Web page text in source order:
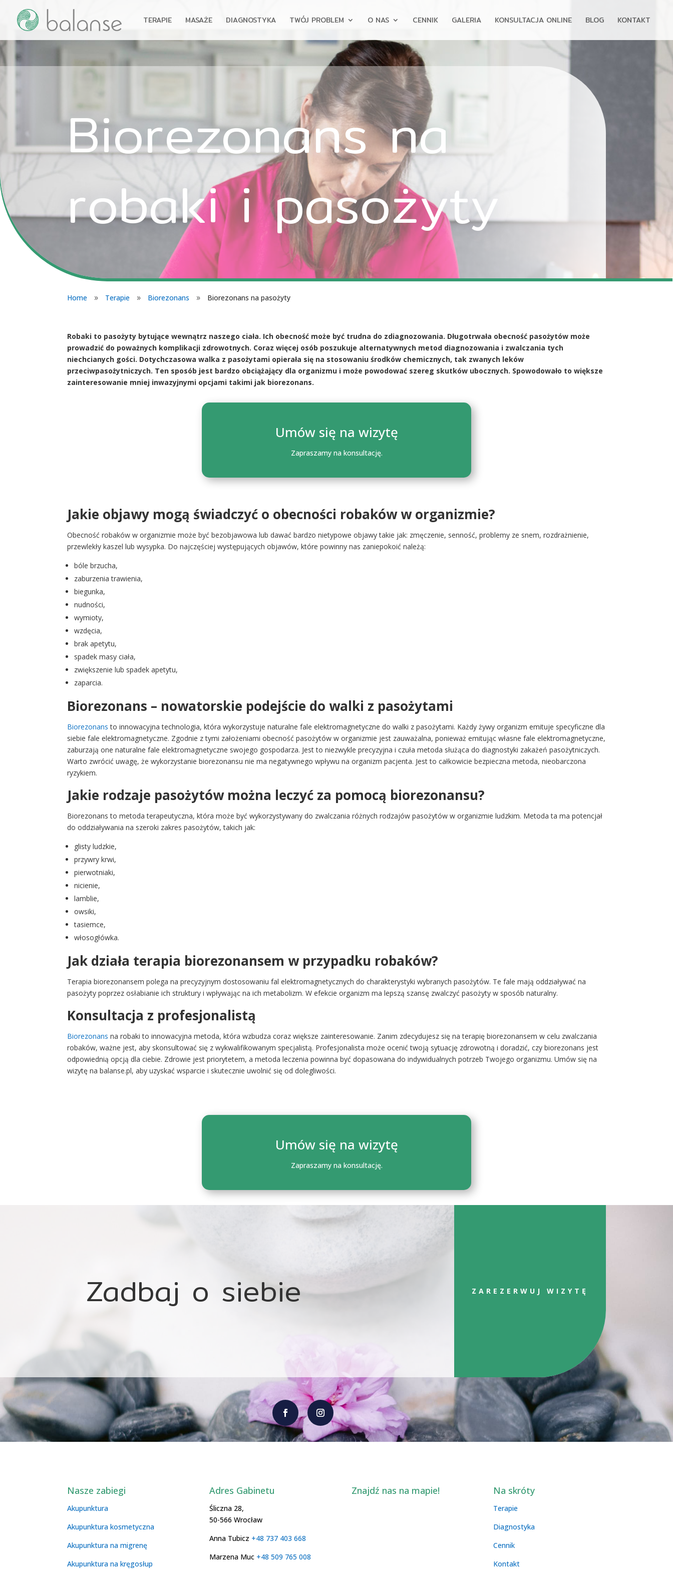
TERAPIE MASAŻE DIAGNOSTYKA TWÓJ PROBLEM O NAS CENNIK GALERIA KONSULTACJA ONLINE BLOG KONTAKT
Biorezonans na
robaki i pasożyty
Home 9 Terapie 9 Biorezonans 9 Biorezonans na pasożyty
Robaki to pasożyty bytujące wewnątrz naszego ciała. Ich obecność może być trudna do zdiagnozowania. Długotrwała obecność pasożytów może
prowadzić do poważnych komplikacji zdrowotnych. Coraz więcej osób poszukuje alternatywnych metod diagnozowania i zwalczania tych
niechcianych gości. Dotychczasowa walka z pasożytami opierała się na stosowaniu środków chemicznych, tak zwanych leków
przeciwpasożytniczych. Ten sposób jest bardzo obciążający dla organizmu i może powodować szereg skutków ubocznych. Spowodowało to większe
zainteresowanie mniej inwazyjnymi opcjami takimi jak biorezonans.
Umów się na wizytę
Zapraszamy na konsultację.
Jakie objawy mogą świadczyć o obecności robaków w organizmie?
Obecność robaków w organizmie może być bezobjawowa lub dawać bardzo nietypowe objawy takie jak: zmęczenie, senność, problemy ze snem, rozdrażnienie,
przewlekły kaszel lub wysypka. Do najczęściej występujących objawów, które powinny nas zaniepokoić należą:
bóle brzucha,
zaburzenia trawienia,
biegunka,
nudności,
wymioty,
wzdęcia,
brak apetytu,
spadek masy ciała,
zwiększenie lub spadek apetytu,
zaparcia.
Biorezonans – nowatorskie podejście do walki z pasożytami
Biorezonans to innowacyjna technologia, która wykorzystuje naturalne fale elektromagnetyczne do walki z pasożytami. Każdy żywy organizm emituje specyficzne dla
siebie fale elektromagnetyczne. Zgodnie z tymi założeniami obecność pasożytów w organizmie jest zauważalna, ponieważ emitując własne fale elektromagnetyczne,
zaburzają one naturalne fale elektromagnetyczne swojego gospodarza. Jest to niezwykle precyzyjna i czuła metoda służąca do diagnostyki zakażeń pasożytniczych.
Warto zwrócić uwagę, że wykorzystanie biorezonansu nie ma negatywnego wpływu na organizm pacjenta. Jest to całkowicie bezpieczna metoda, nieobarczona
ryzykiem.
Jakie rodzaje pasożytów można leczyć za pomocą biorezonansu?
Biorezonans to metoda terapeutyczna, która może być wykorzystywany do zwalczania różnych rodzajów pasożytów w organizmie ludzkim. Metoda ta ma potencjał
do oddziaływania na szeroki zakres pasożytów, takich jak:
glisty ludzkie,
przywry krwi,
pierwotniaki,
nicienie,
lamblie,
owsiki,
tasiemce,
włosogłówka.
Jak działa terapia biorezonansem w przypadku robaków?
Terapia biorezonansem polega na precyzyjnym dostosowaniu fal elektromagnetycznych do charakterystyki wybranych pasożytów. Te fale mają oddziaływać na
pasożyty poprzez osłabianie ich struktury i wpływając na ich metabolizm. W efekcie organizm ma lepszą szansę zwalczyć pasożyty w sposób naturalny.
Konsultacja z profesjonalistą
Biorezonans na robaki to innowacyjna metoda, która wzbudza coraz większe zainteresowanie. Zanim zdecydujesz się na terapię biorezonansem w celu zwalczania
robaków, ważne jest, aby skonsultować się z wykwalifikowanym specjalistą. Profesjonalista może ocenić twoją sytuację zdrowotną i doradzić, czy biorezonans jest
odpowiednią opcją dla ciebie. Zdrowie jest priorytetem, a metoda leczenia powinna być dopasowana do indywidualnych potrzeb Twojego organizmu. Umów się na
wizytę na balanse.pl,aby uzyskać wsparcie i skutecznie uwolnić się od dolegliwości.
Umów się na wizytę
Zapraszamy na konsultację.
Zadbaj o siebie ZAREZERWUJ WIZYTĘ
Nasze zabiegi
Akupunktura
Akupunktura kosmetyczna
Akupunktura na migrenę
Akupunktura na kręgosłup
Adres Gabinetu
Śliczna 28,
50-566 Wrocław
Anna Tubicz +48 737 403 668
Marzena Muc +48 509 765 008
Znajdź nas na mapie! Na skróty
Terapie
Diagnostyka
Cennik
Kontakt